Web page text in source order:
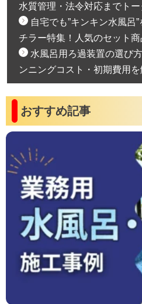
水質管理・法令対応までト
自宅でも”キンキン水風呂
チラー特集！人気のセット
水風呂用ろ過装置の選び
ンニングコスト・初期費用を
おすすめ記事